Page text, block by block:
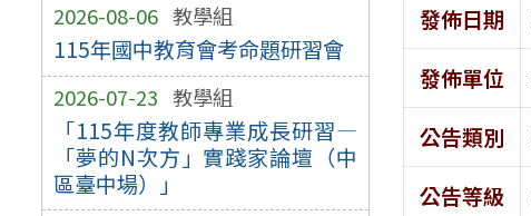
2026-08-06 教學組
115年國中教育會考命題研習會
2026-07-23 教學組
「115年度教師專業成長研習—
「夢的N次方」實踐家論壇（中
區臺中場）」
發佈日期
發佈單位
公告類別
公告等級